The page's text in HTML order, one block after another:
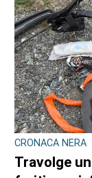
CRONACA NERA
Travolge